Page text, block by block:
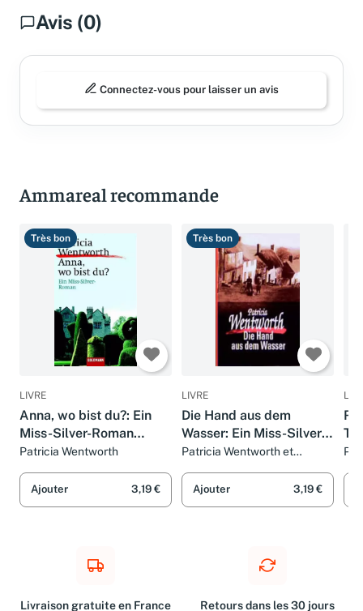
Avis (0)
Connectez-vous pour laisser un avis
Ammareal recommande
Très bon
LIVRE
Anna, wo bist du?: Ein
Miss-Silver-Roman
(Goldmann Krimi)
Patricia Wentworth
Ajouter 3,19 €
Très bon
LIVRE
Die Hand aus dem
Wasser: Ein Miss-Silver-
Roman (Goldmann Krimi)
Patricia Wentworth et
Ajouter 3,19 €
Livraison gratuite en France
Retours dans les 30 jours